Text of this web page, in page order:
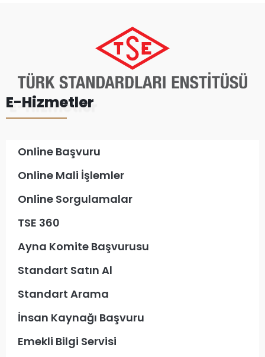
E-Hizmetler
Online Başvuru
Online Mali İşlemler
Online Sorgulamalar
TSE 360
Ayna Komite Başvurusu
Standart Satın Al
Standart Arama
İnsan Kaynağı Başvuru
Emekli Bilgi Servisi